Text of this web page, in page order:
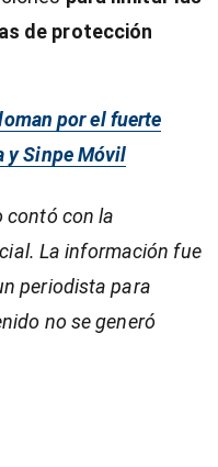
de protección
por el fuerte
y Sinpe Móvil
contó con la
La información fue
periodista para
no se generó